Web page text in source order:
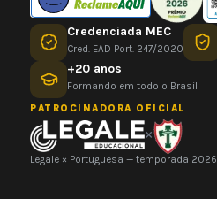
Credenciada MEC
Cred. EAD Port. 247/2020
+20 anos
Formando em todo o Brasil
PATROCINADORA OFICIAL
×
Legale × Portuguesa — temporada 2026